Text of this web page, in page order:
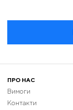
ПРО НАС
Вимоги
Контакти